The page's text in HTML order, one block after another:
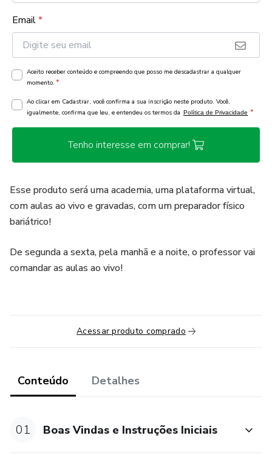
Email*
Aceito receber conteúdo e compreendo que posso me descadastrar a qualquer
momento. *
Ao clicar em Cadastrar, você confirma a sua inscrição neste produto. Você,
igualmente, confirma que leu, e entendeu os termos da Política de Privacidade *
Tenho interesse em comprar!
Esse produto será uma academia, uma plataforma virtual,
com aulas ao vivo e gravadas, com um preparador físico
bariátrico!
De segunda a sexta, pela manhã e a noite, o professor vai
comandar as aulas ao vivo!
Acessar produto comprado
Conteúdo Detalhes
01 Boas Vindas e Instruções Iniciais